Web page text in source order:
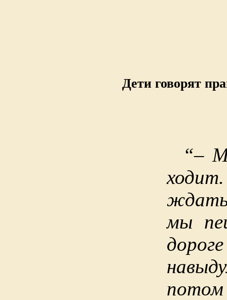
Дети говорят
“–
мы